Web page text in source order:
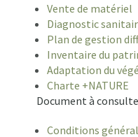
Vente de matériel
Diagnostic
Plan de gestion
Inventaire du
Adaptation du
Charte +NATURE
Document à
Conditions